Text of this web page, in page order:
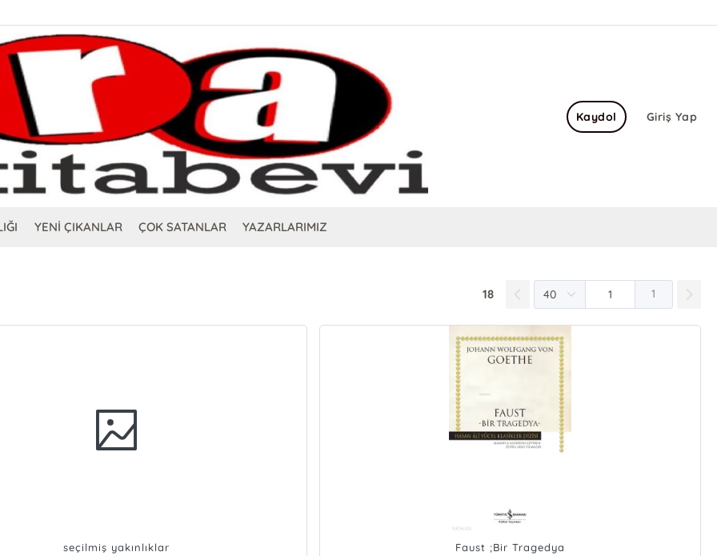
Giriş Yap
Kaydol
YENİ ÇIKANLAR ÇOK SATANLAR YAZARLARIMIZ
18 1
seçilmiş yakınlıklar Faust ;Bir Tragedya